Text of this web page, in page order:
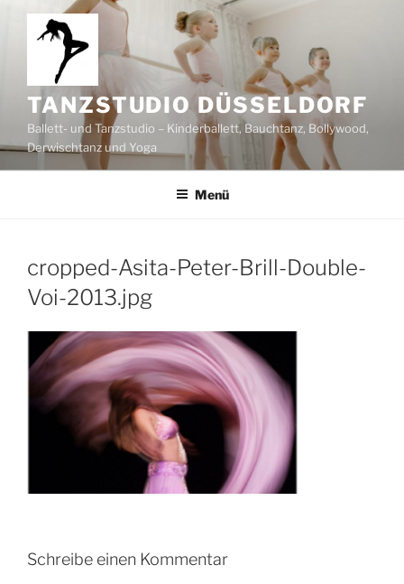
Zum
TANZSTUDIO DÜSSELDORF
Ballett- und Tanzstudio – Kinderballett, Bauchtanz, Bollywood,
Derwischtanz und Yoga
Menü
cropped-Asita-Peter-Brill-Double-
Voi-2013.jpg
Schreibe einen Kommentar